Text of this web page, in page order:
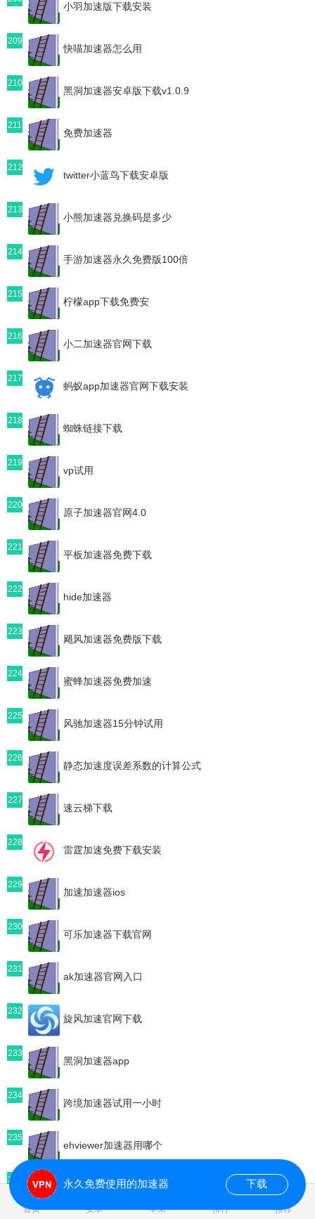
小羽加速版下载安装
209
快喵加速器怎么用
210
黑洞加速器安卓版下载v1.0.9
211
免费加速器
212
twitter小蓝鸟下载安卓版
213
小熊加速器兑换码是多少
214
手游加速器永久免费版100倍
215
柠檬app下载免费安
216
小二加速器官网下载
217
蚂蚁app加速器官网下载安装
218
蜘蛛链接下载
219
vp试用
220
原子加速器官网4.0
221
平板加速器免费下载
222
hide加速器
223
飓风加速器免费版下载
224
蜜蜂加速器免费加速
225
风驰加速器15分钟试用
226
静态加速度误差系数的计算公式
227
速云梯下载
228
雷霆加速免费下载安装
229
加速加速器ios
230
可乐加速器下载官网
231
ak加速器官网入口
232
旋风加速官网下载
233
黑洞加速器app
234
跨境加速器试用一小时
235
ehviewer加速器用哪个
236
原子加速器安卓版
首页 安卓 苹果 排行 推荐
永久免费使用的加速器 下载